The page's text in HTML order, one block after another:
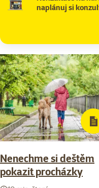
naplánuj si
Nenechme si deštěm
pokazit procházky